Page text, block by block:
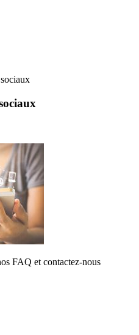
FAQ et contactez-nous